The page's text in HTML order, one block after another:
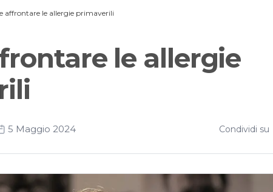
affrontare le allergie primaverili
le allergie
5 Maggio 2024 Condividi su